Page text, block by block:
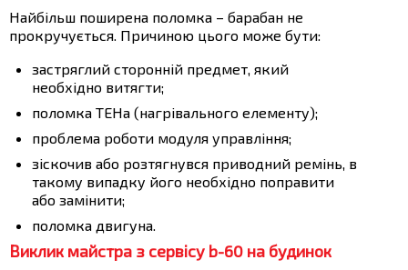
Найбільш поширена поломка – барабан не
прокручується. Причиною цього може бути:
застряглий сторонній предмет, який
необхідно витягти;
поломка ТЕНа (нагрівального елементу);
проблема роботи модуля управління;
зіскочив або розтягнувся приводний ремінь, в
такому випадку його необхідно поправити
або замінити;
поломка двигуна.
Виклик майстра з сервісу b-60 на будинок